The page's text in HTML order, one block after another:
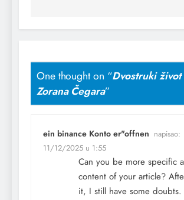
One thought on “Dvostruki
Zorana Čegara”
ein binance Konto er"offnen napisao:
11/12/2025 u 1:55
Can you be more specific
content of your article?
it, I still have some